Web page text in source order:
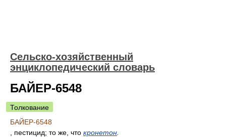
Сельско-хозяйственный
энциклопедический словарь
БАЙЕР-6548
Толкование
БАЙЕР-6548
, пестицид; то же, что кронетон